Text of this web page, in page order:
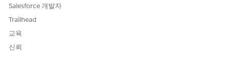
예약을 완료하려면
약속이 예약되면 다음 화면에 확인 메시지가 표시됩니다.
차량 레코드의 관련 항목 탭에서 예약, 진행 중, 완료 서비스 약속 목
록을 볼 수 있습니다.
Salesforce 개발자
Trailhead
교육
신뢰